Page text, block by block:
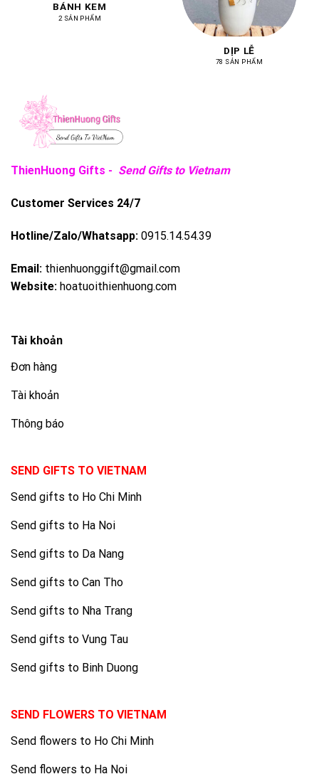
BÁNH KEM
2 SẢN PHẨM
DỊP LỄ
78 SẢN PHẨM
ThienHuong Gifts - Send Gifts to Vietnam
Customer Services 24/7
Hotline/Zalo/Whatsapp: 0915.14.54.39
Email: thienhuonggift@gmail.com
Website: hoatuoithienhuong.com
Tài khoản
Đơn hàng
Tài khoản
Thông báo
SEND GIFTS TO VIETNAM
Send gifts to Ho Chi Minh
Send gifts to Ha Noi
Send gifts to Da Nang
Send gifts to Can Tho
Send gifts to Nha Trang
Send gifts to Vung Tau
Send gifts to Binh Duong
SEND FLOWERS TO VIETNAM
Send flowers to Ho Chi Minh
Send flowers to Ha Noi